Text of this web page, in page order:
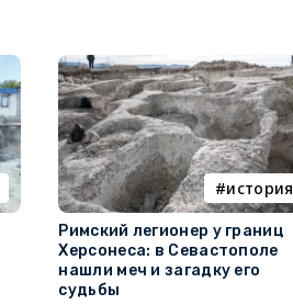
история
Римский легионер у границ
Херсонеса: в Севастополе
нашли меч и загадку его
судьбы